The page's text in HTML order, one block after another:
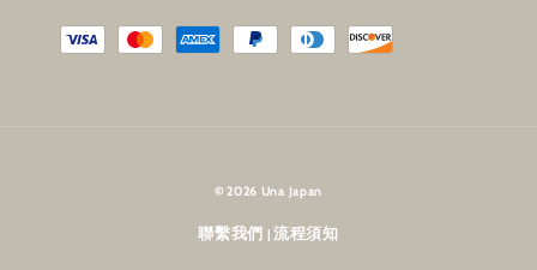
© 2026 Una Japan
聯繫我們 |流程須知